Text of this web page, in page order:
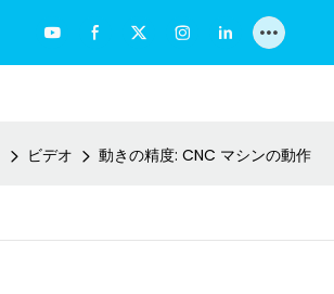
ビデオ 動きの精度: CNC マシンの動作